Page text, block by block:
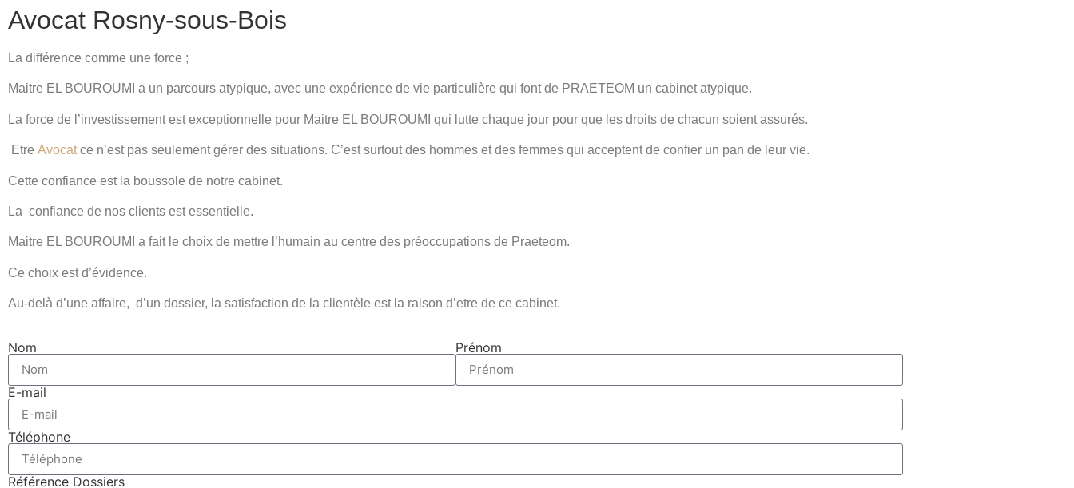
Avocat Rosny-sous-Bois
La différence comme une force ;
Maitre EL BOUROUMI a un parcours atypique, avec une expérience de vie particulière qui font de PRAETEOM un cabinet atypique.
La force de l’investissement est exceptionnelle pour Maitre EL BOUROUMI qui lutte chaque jour pour que les droits de chacun soient assurés.
Etre Avocatce n’est pas seulement gérer des situations. C’est surtout des hommes et des femmes qui acceptent de confier un pan de leur vie.
Cette confiance est la boussole de notre cabinet.
La confiance de nos clients est essentielle.
Maitre EL BOUROUMI a fait le choix de mettre l’humain au centre des préoccupations de Praeteom.
Ce choix est d’évidence.
Au-delà d’une affaire, d’un dossier, la satisfaction de la clientèle est la raison d’etre de ce cabinet.
Nom Prénom
E-mail
Téléphone
Référence Dossiers